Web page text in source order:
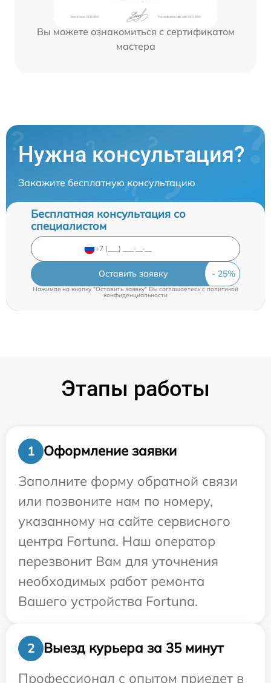
Вы можете ознакомиться с сертификатом
мастера
Нужна консультация?
Закажите бесплатную консультацию
Бесплатная консультация со
специалистом
Оставить заявку
Нажимая на кнопку "Оставить заявку" Вы соглашаетесь cполитикой
конфиденциальности
Этапы работы
1
Оформление заявки
Заполните форму обратной связи
или позвоните нам по номеру,
указанному на сайте сервисного
центра Fortuna. Наш оператор
перезвонит Вам для уточнения
необходимых работ ремонта
Вашего устройства Fortuna.
2
Выезд курьера за 35 минут
Профессионал с опытом приедет в